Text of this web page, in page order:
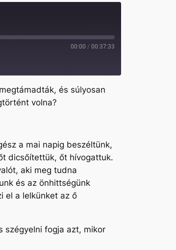
00:00 / 00:37:33
és súlyosan
volna?
a mai napig beszéltünk,
dicsőítettük, őt hívogattuk.
aki meg tudna
és az önhittségünk
el a lelkünket az ő
szégyelni fogja azt, mikor